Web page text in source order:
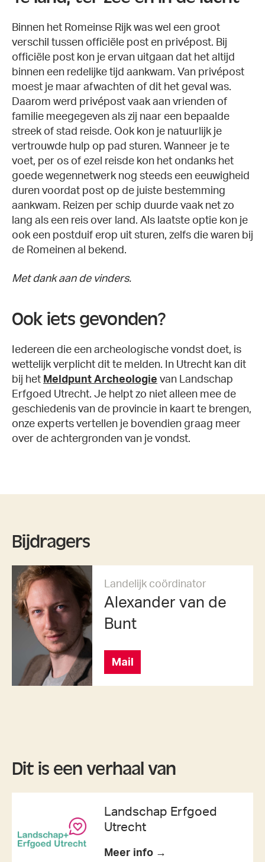
Binnen het Romeinse Rijk was wel een groot
verschil tussen officiële post en privépost. Bij
officiële post kon je ervan uitgaan dat het altijd
binnen een redelijke tijd aankwam. Van privépost
moest je maar afwachten of dit het geval was.
Daarom werd privépost vaak aan vrienden of
familie meegegeven als zij naar een bepaalde
streek of stad reisde. Ook kon je natuurlijk je
vertrouwde hulp op pad sturen. Wanneer je te
voet, per os of ezel reisde kon het ondanks het
goede wegennetwerk nog steeds een eeuwigheid
duren voordat post op de juiste bestemming
aankwam. Reizen per schip duurde vaak net zo
lang als een reis over land. Als laatste optie kon je
ook een postduif erop uit sturen, zelfs die waren bij
de Romeinen al bekend.
Met dank aan de vinders.
Ook iets gevonden?
Iedereen die een archeologische vondst doet, is
wettelijk verplicht dit te melden. In Utrecht kan dit
bij het Meldpunt Archeologie van Landschap
Erfgoed Utrecht. Je helpt zo niet alleen mee de
geschiedenis van de provincie in kaart te brengen,
onze experts vertellen je bovendien graag meer
over de achtergronden van je vondst.
Bijdragers
Landelijk coördinator
Alexander van de
Bunt
Mail
Dit is een verhaal van
Landschap Erfgoed
Utrecht
Meer info →